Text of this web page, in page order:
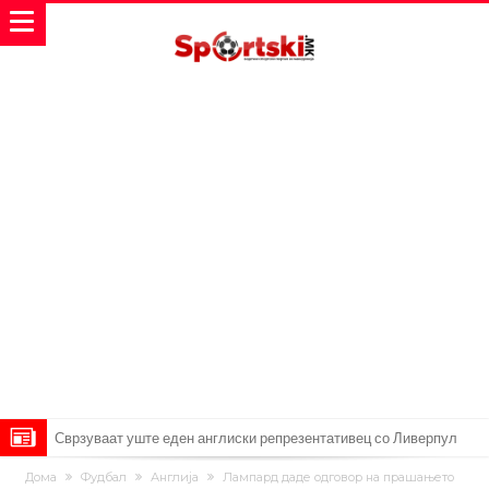
Сврзуваат уште еден англиски репрезентативец со Ливерпул
Замена за Влаховиќ: Напаѓачот на Манчестер доаѓа во Јувентус!
Дома Фудбал Англија
Лампард даде одговор на прашањето